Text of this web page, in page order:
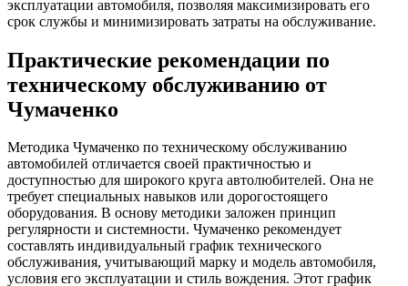
эксплуатации автомобиля, позволяя максимизировать его
срок службы и минимизировать затраты на обслуживание.
Практические рекомендации по
техническому обслуживанию от
Чумаченко
Методика Чумаченко по техническому обслуживанию
автомобилей отличается своей практичностью и
доступностью для широкого круга автолюбителей. Она не
требует специальных навыков или дорогостоящего
оборудования. В основу методики заложен принцип
регулярности и системности. Чумаченко рекомендует
составлять индивидуальный график технического
обслуживания, учитывающий марку и модель автомобиля,
условия его эксплуатации и стиль вождения. Этот график